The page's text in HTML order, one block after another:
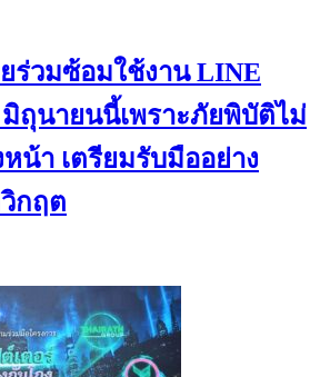
ร่วมซ้อมใช้งาน LINE
มิถุนายนนี้เพราะภัยพิบัติไม่
หน้า เตรียมรับมืออย่าง
กฤต